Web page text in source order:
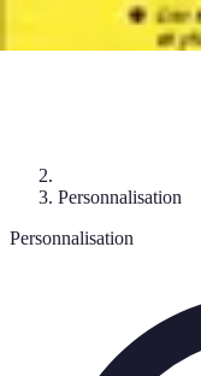
Personnalisation
Personnalisation